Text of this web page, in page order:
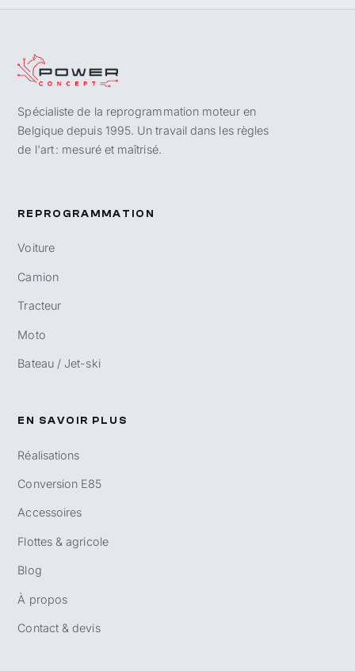
Spécialiste de la reprogrammation moteur en
Belgique depuis 1995. Un travail dans les règles
de l'art : mesuré et maîtrisé.
REPROGRAMMATION
Voiture
Camion
Tracteur
Moto
Bateau / Jet-ski
EN SAVOIR PLUS
Réalisations
Conversion E85
Accessoires
Flottes & agricole
Blog
À propos
Contact & devis